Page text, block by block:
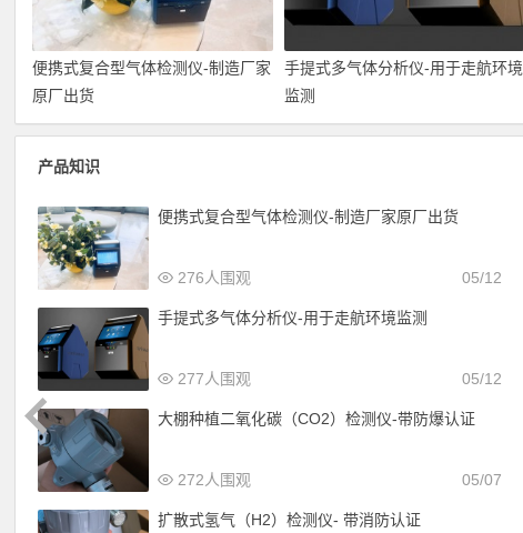
便携式复合型气体检测仪-制造厂家
原厂出货
手提式多气体分析仪-用于走航环境
监测
产品知识
便携式复合型气体检测仪-制造厂家原厂出货
05/12
276人围观
手提式多气体分析仪-用于走航环境监测
05/12
277人围观
大棚种植二氧化碳（CO2）检测仪-带防爆认证
05/07
272人围观
扩散式氢气（H2）检测仪- 带消防认证